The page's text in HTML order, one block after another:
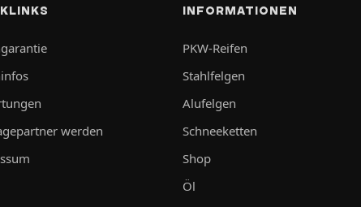
werden
INFORMATIONEN
PKW-Reifen
Stahlfelgen
Alufelgen
Schneeketten
Shop
Öl